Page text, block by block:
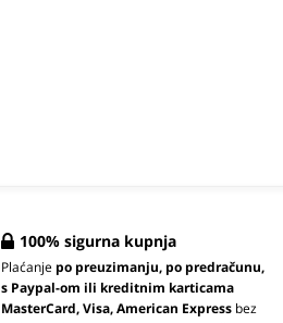
100% sigurna kupnja
Plaćanje po preuzimanju, po predračunu,
s Paypal-om ili kreditnim karticama
MasterCard, Visa, American Express bez